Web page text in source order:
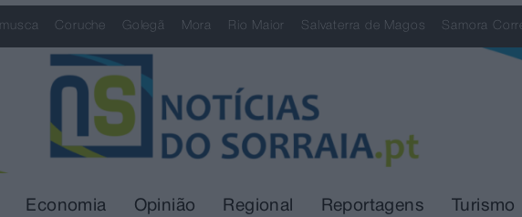
Coruche Golegã Mora Rio Maior Salvaterra de Magos Samora
Economia Opinião Regional Reportagens Turismo